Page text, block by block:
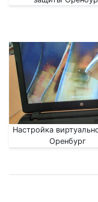
Настройка
Оренбург